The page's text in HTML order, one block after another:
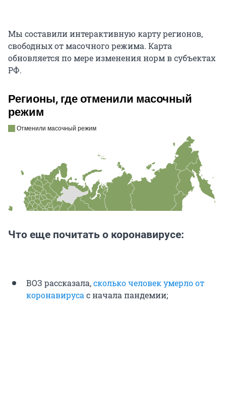
Мы составили интерактивную карту регионов,
свободных от масочного режима. Карта
обновляется по мере изменения норм в субъектах
РФ.
Что еще почитать о коронавирусе:
ВОЗ рассказала,сколько человек умерло от
коронавирусас начала пандемии;